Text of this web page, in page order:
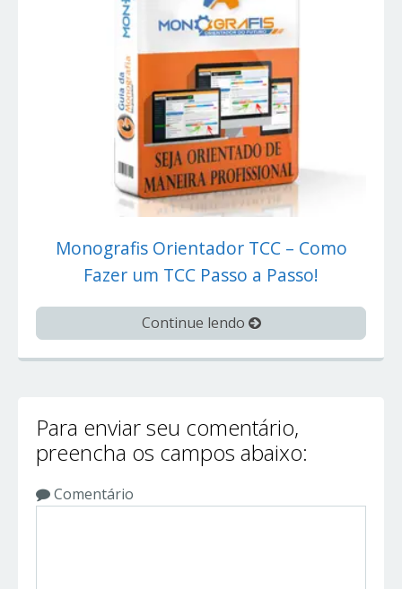
Monografis Orientador TCC – Como
Fazer um TCC Passo a Passo!
Continue lendo
Para enviar seu comentário,
preencha os campos abaixo:
Comentário